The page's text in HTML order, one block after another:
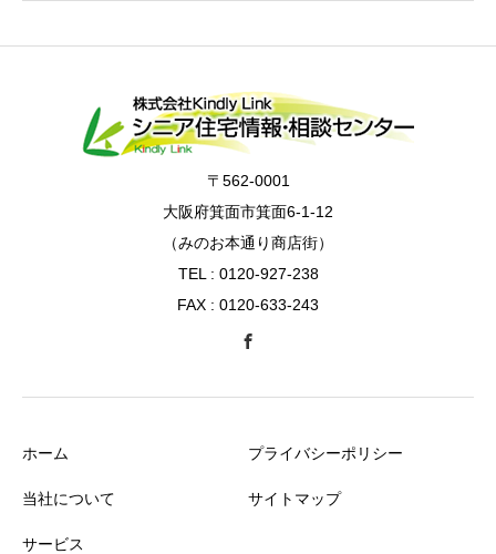
〒562-0001
大阪府箕面市箕面6-1-12
（みのお本通り商店街）
TEL : 0120-927-238
FAX : 0120-633-243
ホーム
当社について
サービス
プライバシーポリシー
サイトマップ